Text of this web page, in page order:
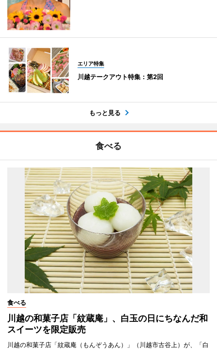
エリア特集
川越テークアウト特集：第2回
もっと見る
食べる
食べる
川越の和菓子店「紋蔵庵」、白玉の日にちなんだ和
スイーツを限定販売
川越の和菓子店「紋蔵庵（もんぞうあん）」（川越市古谷上）が、「白